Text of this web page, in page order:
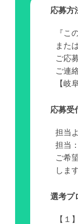
応募方
『こ
また
ご応
ご連
【岐
応募受
担当
担当
ご希
しま
選考プ
【１